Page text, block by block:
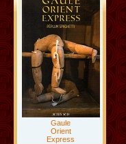
Gaule
Orient
Express